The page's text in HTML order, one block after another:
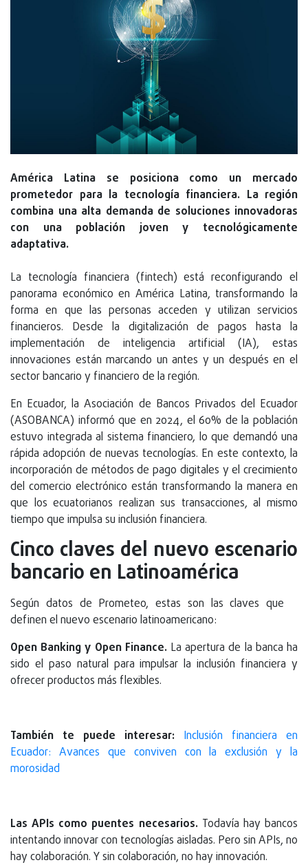
América Latina se posiciona como un mercado
prometedor para la tecnología financiera. La región
combina una alta demanda de soluciones innovadoras
con una población joven y tecnológicamente
adaptativa.
La tecnología financiera (fintech) está reconfigurando el
panorama económico en América Latina, transformando la
forma en que las personas acceden y utilizan servicios
financieros. Desde la digitalización de pagos hasta la
implementación de inteligencia artificial (IA), estas
innovaciones están marcando un antes y un después en el
sector bancario y financiero de la región.
En Ecuador, la Asociación de Bancos Privados del Ecuador
(ASOBANCA) informó que en 2024, el 60% de la población
estuvo integrada al sistema financiero, lo que demandó una
rápida adopción de nuevas tecnologías. En este contexto, la
incorporación de métodos de pago digitales y el crecimiento
del comercio electrónico están transformando la manera en
que los ecuatorianos realizan sus transacciones, al mismo
tiempo que impulsa su inclusión financiera.
Cinco claves del nuevo escenario
bancario en Latinoamérica
Según datos de Prometeo, estas son las claves que
definen el nuevo escenario latinoamericano:
Open Banking y Open Finance.La apertura de la banca ha
sido el paso natural para impulsar la inclusión financiera y
ofrecer productos más flexibles.
También te puede interesar: Inclusión financiera en
Ecuador: Avances que conviven con la exclusión y la
morosidad
Las APIs como puentes necesarios.Todavía hay bancos
intentando innovar con tecnologías aisladas. Pero sin APIs, no
hay colaboración. Y sin colaboración, no hay innovación.